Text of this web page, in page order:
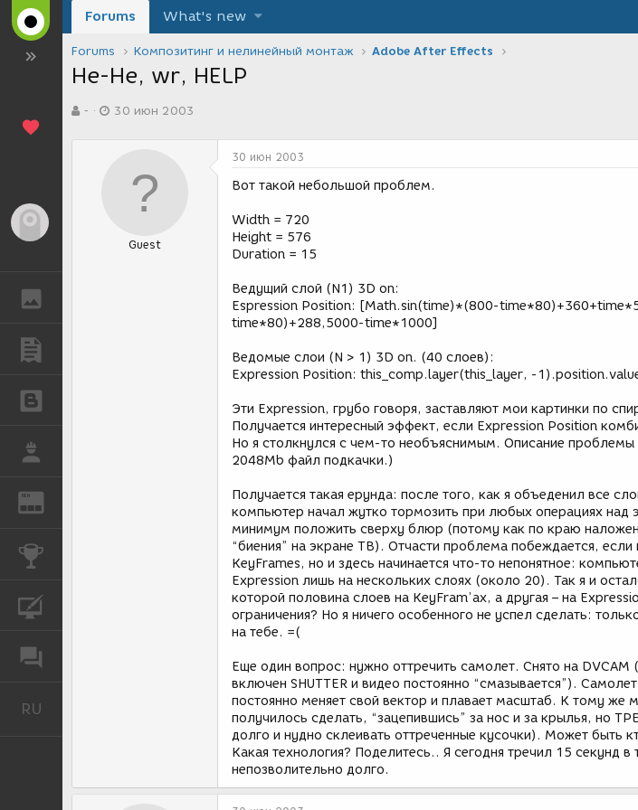
REN
RU
Forums What's new
Forums Композитинг и нелинейный монтаж Adobe After Effects
He-He, wr, HELP
в-
а
30 июн 2003
Guest
30 июн 2003
Вот такой небольшой проблем.
Width = 720
Height = 576
Duration = 15
Ведущий слой (N1) 3D on:
Espression Position: [Math.sin(time)*(800-
time*80)+288,5000-time*1000]
Ведомые слои (N > 1) 3D on. (40 слоев):
Expression Position: this_comp.layer(this_layer, -
Эти Expression, грубо говоря, заставляют мои картинки по
Получается интересный эффект, если Expression Position
Но я столкнулся с чем-то необъяснимым. Описание
2048Mb файл подкачки.)
Получается такая ерунда: после того, как я объеденил все
компьютер начал жутко тормозить при любых операциях над
минимум положить сверху блюр (потому как по краю
“биения” на экране ТВ). Отчасти проблема побеждается, если
KeyFrames, но и здесь начинается что-то непонятное:
Expression лишь на нескольких слоях (около 20). Так я и
которой половина слоев на KeyFram’ах, а другая – на
ограничения? Но я ничего особенного не успел сделать:
на тебе. =(
Еще один вопрос: нужно оттречить самолет. Снято на DVCAM
включен SHUTTER и видео постоянно “смазывается”).
постоянно меняет свой вектор и плавает масштаб. К тому же
получилось сделать, “зацепившись” за нос и за крылья, но
долго и нудно склеивать оттреченные кусочки). Может быть
Какая технология? Поделитесь.. Я сегодня тречил 15 секунд в
непозволительно долго.